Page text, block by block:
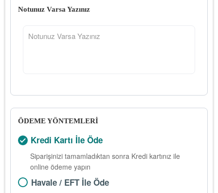
Notunuz Varsa Yazınız
ÖDEME YÖNTEMLERİ
Kredi Kartı İle Öde
Siparişinizi tamamladıktan sonra Kredi kartınız ile
online ödeme yapın
Havale / EFT İle Öde